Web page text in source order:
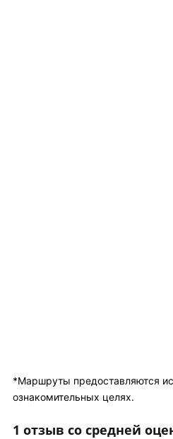
*Маршруты предоставляются
ознакомительных целях.
1 отзыв со средней